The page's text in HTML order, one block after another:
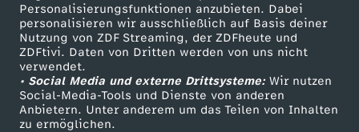
Personalisierungsfunktionen anzubieten. Dabei
personalisieren wir ausschließlich auf Basis deiner
Nutzung von ZDF Streaming, der ZDFheute und
ZDFtivi. Daten von Dritten werden von uns nicht
verwendet.
• Social Media und externe Drittsysteme:Wir nutzen
Social-Media-Tools und Dienste von anderen
Anbietern. Unter anderem um das Teilen von Inhalten
zu ermöglichen.
n
TV-Programm
ZDF Unternehmen
Karriere